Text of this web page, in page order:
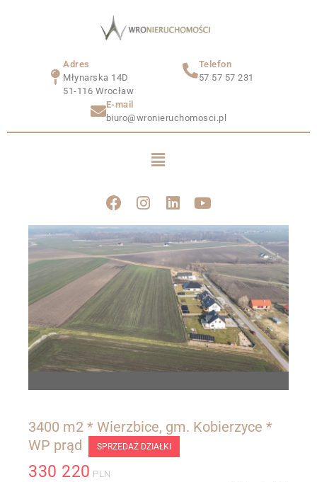
Adres
Młynarska 14D
51-116 Wrocław
Telefon
57 57 57 231
E-mail
biuro@wronieruchomosci.pl
3400 m2 * Wierzbice, gm. Kobierzyce *
WP prąd
SPRZEDAŻ DZIAŁKI
330 220 PLN